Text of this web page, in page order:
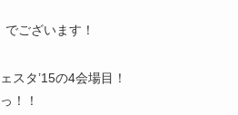
でございます！
スタ’15の4会場目！
！！